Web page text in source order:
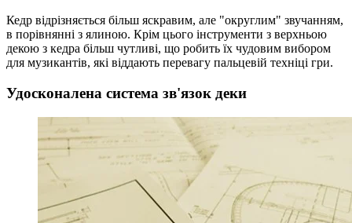
Кедр відрізняється більш яскравим, але "округлим" звучанням,
в порівнянні з ялиною. Крім цього інструменти з верхньою
декою з кедра більш чутливі, що робить їх чудовим вибором
для музикантів, які віддають перевагу пальцевій техніці гри.
Удосконалена система зв'язок деки